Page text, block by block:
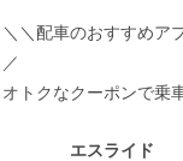
＼＼配車のおすすめア
／
オトクなクーポンで乗
エスライド